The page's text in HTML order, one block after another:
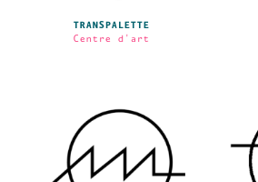
TRANSPALETTE
Centre d'art